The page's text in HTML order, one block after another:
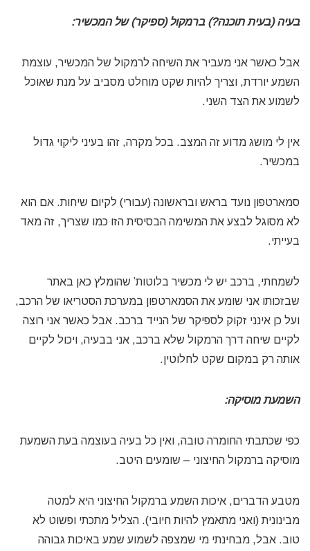
בעיה (בעית תוכנה?) ברמקול (ספיקר) של המכשיר:
אבל כאשר אני מעביר את השיחה לרמקול של המכשיר, עוצמת
השמע יורדת, וצריך להיות שקט מוחלט מסביב על מנת שאוכל
לשמוע את הצד השני.
אין לי מושג מדוע זה המצב. בכל מקרה, זהו בעיני ליקוי גדול
במכשיר.
סמארטפון נועד בראש ובראשונה (עבורי) לקיום שיחות. אם הוא
לא מסוגל לבצע את המשימה הבסיסית הזו כמו שצריך, זה מאד
בעייתי.
לשמחתי, ברכב יש לי מכשיר בלוטות’ שהומלץ כאן באתר
שבזכותו אני שומע את הסמארטפון במערכת הסטריאו של הרכב,
ועל כן אינני זקוק לספיקר של הנייד ברכב. אבל כאשר אני רוצה
לקיים שיחה דרך הרמקול שלא ברכב, אני בבעיה, ויכול לקיים
אותה רק במקום שקט לחלוטין.
השמעת מוסיקה:
כפי שכתבתי החומרה טובה, ואין כל בעיה בעוצמה בעת השמעת
מוסיקה ברמקול החיצוני – שומעים היטב.
מטבע הדברים, איכות השמע ברמקול החיצוני היא למטה
מבינונית (ואני מתאמץ להיות חיובי). הצליל מתכתי ופשוט לא
טוב. אבל, מבחינתי מי שמצפה לשמוע שמע באיכות גבוהה